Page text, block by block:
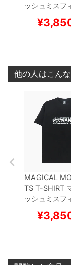
ッシュミスフ
MISFITS
¥
他の人はこん
MAGICAL
TS T-SHIRT
ッシュミスフ
ャツ
MISFITS
¥